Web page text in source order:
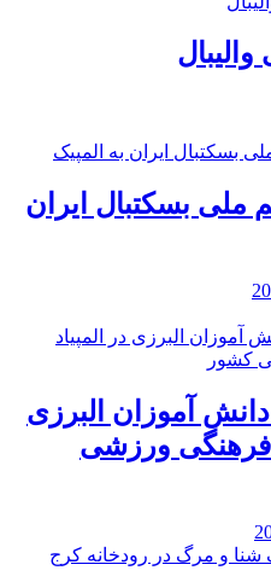
ملی بسکتبال ایران
آموزان البرزی
فرهنگی ورزشی